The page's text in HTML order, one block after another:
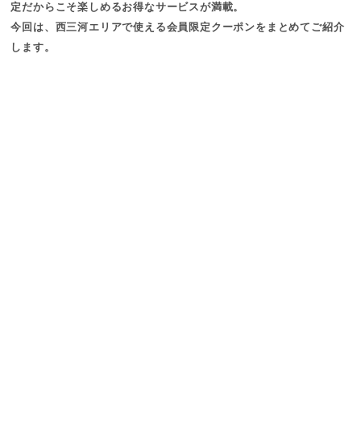
定だからこそ楽しめるお得なサービスが満載。
今回は、 西三河エリアで使える会員限定クーポンをまとめてご紹介
します。